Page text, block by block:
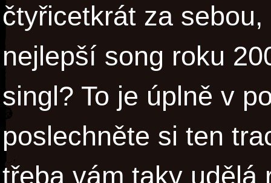
čtyřicetkrát za
nejlepší song roku
singl? To je úplně v
poslechněte si ten
třeba vám taky udělá